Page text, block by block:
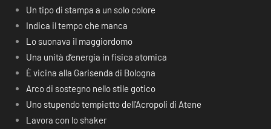
Un tipo di stampa a un solo colore
Indica il tempo che manca
Lo suonava il maggiordomo
Una unità d’energia in fisica atomica
È vicina alla Garisenda di Bologna
Arco di sostegno nello stile gotico
Uno stupendo tempietto dell’Acropoli di Atene
Lavora con lo shaker